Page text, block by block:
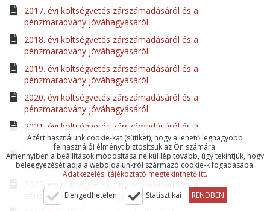
2017. évi költségvetés zárszámadásáról és a
pénzmaradvány jóváhagyásáról
2018. évi költségvetés zárszámadásáról és a
pénzmaradvány jóváhagyásáról
2019. évi költségvetés zárszámadásáról és a
pénzmaradvány jóváhagyásáról
2020. évi költségvetés zárszámadásáról és a
pénzmaradvány jóváhagyásáról
2021. évi költségvetés zárszámadásáról és a
pénzmaradvány jóváhagyásáról
2022. évi költségvetés zárszámadásáról és a
pénzmaradvány jóváhagyásáról
2023. évi költségvetés zárszámadásáról és a
pénzmaradvány jóváhagyásáról
Azért használunk cookie-kat (sütiket), hogy a lehető legnagyobb
felhasználói élményt biztosítsuk az Ön számára.
Amennyiben a beállítások módosítása nélkül lép tovább, úgy tekintjük, hogy
beleegyezését adja a weboldalunkról származó cookie-k fogadásába.
Adatkezelési tájékoztató megtekinthető itt.
Elengedhetelen Statisztikai